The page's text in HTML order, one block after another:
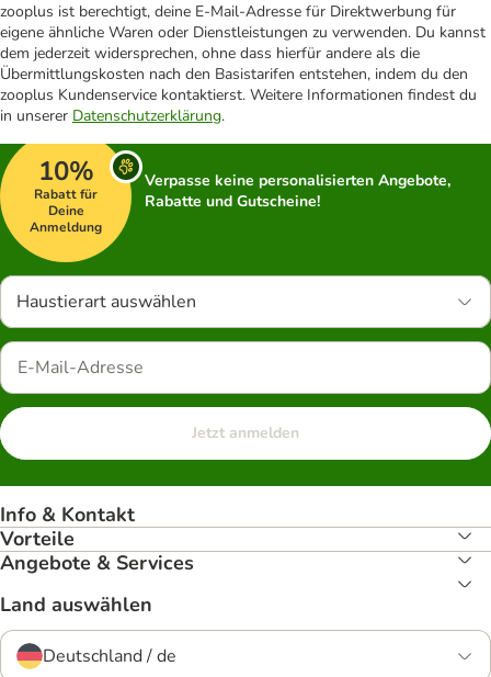
zooplus ist berechtigt, deine E-Mail-Adresse für Direktwerbung für
eigene ähnliche Waren oder Dienstleistungen zu verwenden. Du kannst
dem jederzeit widersprechen, ohne dass hierfür andere als die
Übermittlungskosten nach den Basistarifen entstehen, indem du den
zooplus Kundenservice kontaktierst. Weitere Informationen findest du
in unserer Datenschutzerklärung.
10%
Rabatt für
Deine
Anmeldung
Verpasse keine personalisierten Angebote,
Rabatte und Gutscheine!
Haustierart auswählen
Jetzt anmelden
Info & Kontakt
Vorteile
Angebote & Services
Land auswählen
Deutschland / de